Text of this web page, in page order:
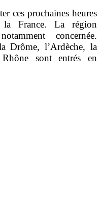
ces prochaines heures
France. La région
concernée.
Drôme, l’Ardèche, la
sont entrés en